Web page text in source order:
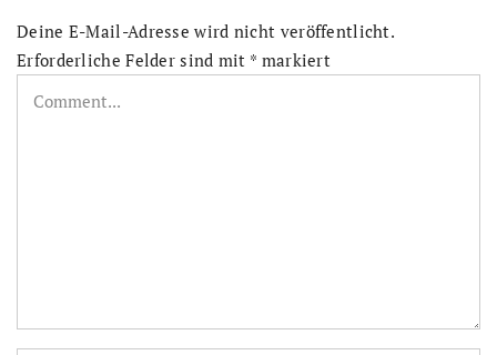
Deine E-Mail-Adresse wird nicht veröffentlicht.
Erforderliche Felder sind mit * markiert